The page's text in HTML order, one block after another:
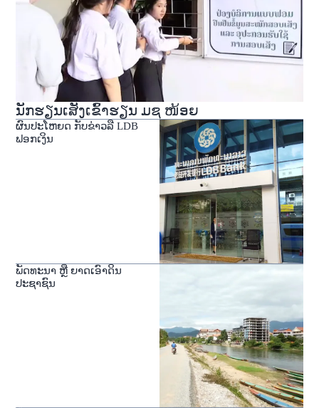
ນັກຮຽນເສັງເຂົ້າຮຽນ ມຊ ໜ້ອຍ
ຜົນປະໂຫຍດ ກັບຂ່າວລື LDB
ຟອກເງິນ
ພັດທະນາ ຫຼື ຍາດເອົາດິນ
ປະຊາຊົນ